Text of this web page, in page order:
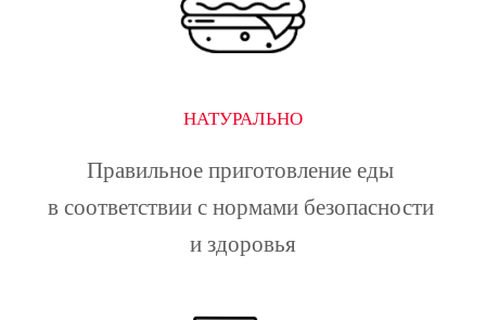
НАТУРАЛЬНО
Правильное приготовление еды
в соответствии с нормами безопасности
и здоровья